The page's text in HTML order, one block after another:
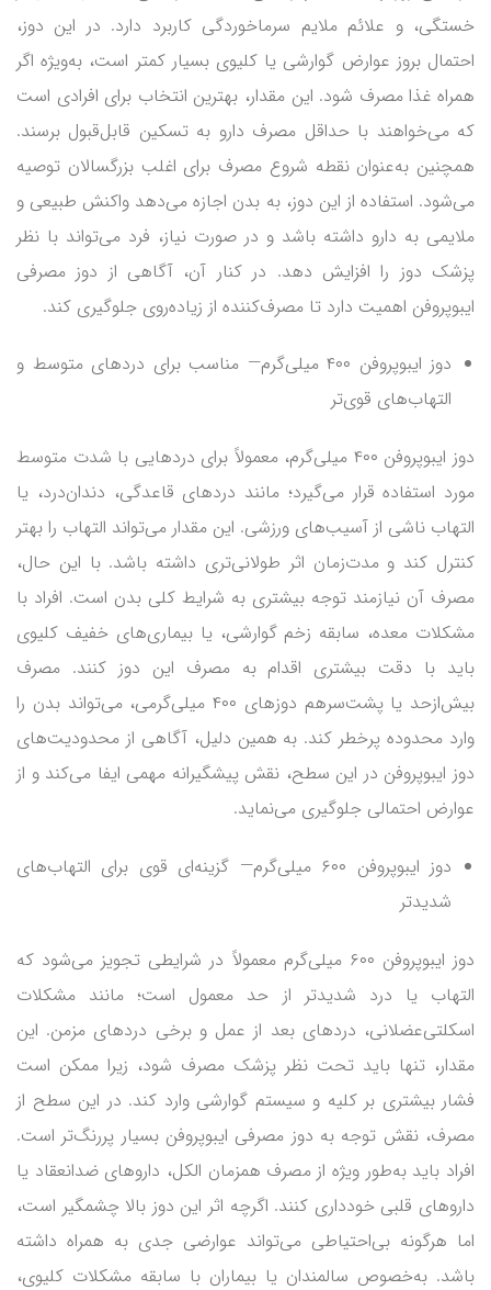
خستگی، و علائم ملایم سرماخوردگی کاربرد دارد. در این دوز،
احتمال بروز عوارض گوارشی یا کلیوی بسیار کمتر است، به‌ویژه اگر
همراه غذا مصرف شود. این مقدار، بهترین انتخاب برای افرادی است
که می‌خواهند با حداقل مصرف دارو به تسکین قابل‌قبول برسند.
همچنین به‌عنوان نقطه شروع مصرف برای اغلب بزرگسالان توصیه
می‌شود. استفاده از این دوز، به بدن اجازه می‌دهد واکنش طبیعی و
ملایمی به دارو داشته باشد و در صورت نیاز، فرد می‌تواند با نظر
پزشک دوز را افزایش دهد. در کنار آن، آگاهی از دوز مصرفی
ایبوپروفن اهمیت دارد تا مصرف‌کننده از زیاده‌روی جلوگیری کند.
دوز ایبوپروفن ۴۰۰ میلی‌گرم— مناسب برای دردهای متوسط و
التهاب‌های قوی‌تر
دوز ایبوپروفن ۴۰۰ میلی‌گرم، معمولاً برای دردهایی با شدت متوسط
مورد استفاده قرار می‌گیرد؛ مانند دردهای قاعدگی، دندان‌درد، یا
التهاب ناشی از آسیب‌های ورزشی. این مقدار می‌تواند التهاب را بهتر
کنترل کند و مدت‌زمان اثر طولانی‌تری داشته باشد. با این حال،
مصرف آن نیازمند توجه بیشتری به شرایط کلی بدن است. افراد با
مشکلات معده، سابقه زخم گوارشی، یا بیماری‌های خفیف کلیوی
باید با دقت بیشتری اقدام به مصرف این دوز کنند. مصرف
بیش‌ازحد یا پشت‌سرهم دوزهای ۴۰۰ میلی‌گرمی، می‌تواند بدن را
وارد محدوده پرخطر کند. به همین دلیل، آگاهی از محدودیت‌های
دوز ایبوپروفن در این سطح، نقش پیشگیرانه مهمی ایفا می‌کند و از
عوارض احتمالی جلوگیری می‌نماید.
دوز ایبوپروفن ۶۰۰ میلی‌گرم— گزینه‌ای قوی برای التهاب‌های
شدیدتر
دوز ایبوپروفن ۶۰۰ میلی‌گرم معمولاً در شرایطی تجویز می‌شود که
التهاب یا درد شدیدتر از حد معمول است؛ مانند مشکلات
اسکلتی‌عضلانی، دردهای بعد از عمل و برخی دردهای مزمن. این
مقدار، تنها باید تحت نظر پزشک مصرف شود، زیرا ممکن است
فشار بیشتری بر کلیه و سیستم گوارشی وارد کند. در این سطح از
مصرف، نقش توجه به دوز مصرفی ایبوپروفن بسیار پررنگ‌تر است.
افراد باید به‌طور ویژه از مصرف همزمان الکل، داروهای ضدانعقاد یا
داروهای قلبی خودداری کنند. اگرچه اثر این دوز بالا چشمگیر است،
اما هرگونه بی‌احتیاطی می‌تواند عوارضی جدی به همراه داشته
باشد. به‌خصوص سالمندان یا بیماران با سابقه مشکلات کلیوی،